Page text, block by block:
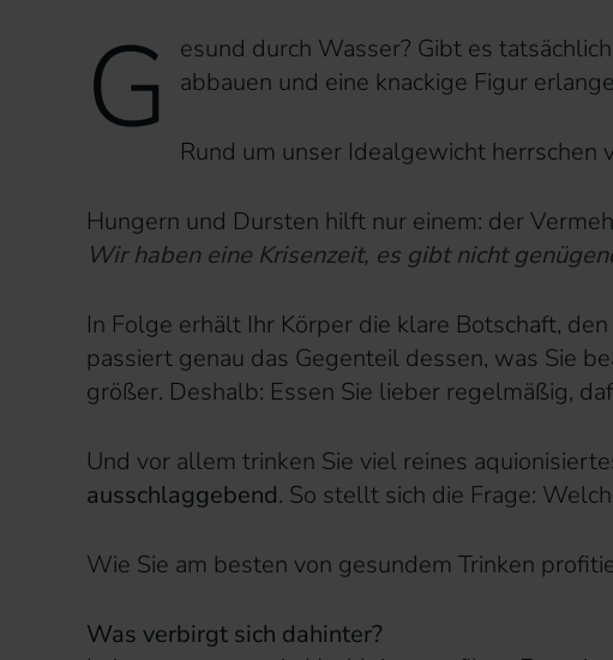
G
esund durch Wasser? Gibt es
abbauen und eine knackige Figur
Rund um unser Idealgewicht herrschen
Hungern und Dursten hilft nur einem: der
Wir haben eine Krisenzeit, es gibt nicht
In Folge erhält Ihr Körper die klare Botschaft,
passiert genau das Gegenteil dessen, was Sie
größer. Deshalb: Essen Sie lieber regelmäßig,
Und vor allem trinken Sie viel reines
ausschlaggebend. So stellt sich die Frage:
Wie Sie am besten von gesundem Trinken
Was verbirgt sich dahinter?